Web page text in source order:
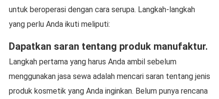
untuk beroperasi dengan cara serupa. Langkah-langkah
yang perlu Anda ikuti meliputi:
Dapatkan saran tentang produk manufaktur.
Langkah pertama yang harus Anda ambil sebelum
menggunakan jasa sewa adalah mencari saran tentang jenis
produk kosmetik yang Anda inginkan. Belum punya rencana